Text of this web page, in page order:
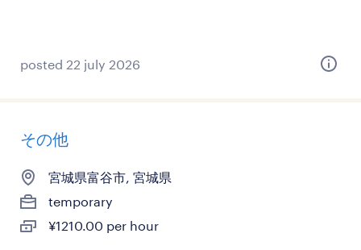
posted 22 july 2026
その他
宮城県富谷市, 宮城県
temporary
¥1210.00 per hour